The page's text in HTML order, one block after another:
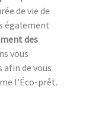
de vie de
également
des
vous
afin de vous
l'Éco-prêt.